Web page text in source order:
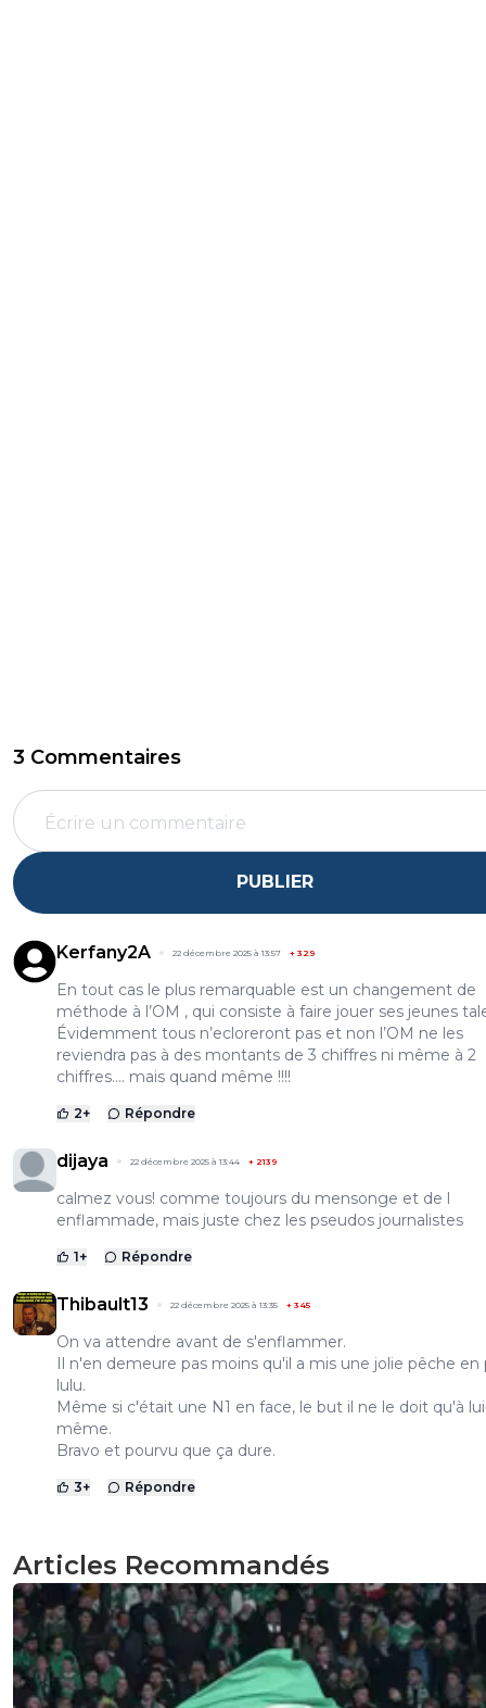
3 Commentaires
PUBLIER
Kerfany2A 22 décembre 2025 à 13:57 + 329
En tout cas le plus remarquable est un changement de
méthode à l’OM , qui consiste à faire jouer ses jeunes
Évidemment tous n’ecloreront pas et non l’OM ne les
reviendra pas à des montants de 3 chiffres ni même à 2
chiffres.... mais quand même !!!!
2+ Répondre
dijaya 22 décembre 2025 à 13:44 + 2139
calmez vous! comme toujours du mensonge et de l
enflammade, mais juste chez les pseudos journalistes
1+ Répondre
Thibault13 22 décembre 2025 à 13:35 + 345
On va attendre avant de s'enflammer.
Il n'en demeure pas moins qu'il a mis une jolie pêche en
lulu.
Même si c'était une N1 en face, le but il ne le doit qu'à
même.
Bravo et pourvu que ça dure.
3+ Répondre
Articles Recommandés